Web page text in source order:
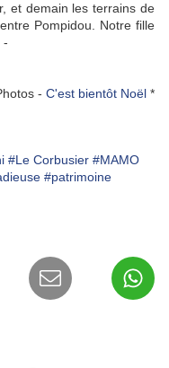
et demain les terrains de
Pompidou. Notre fille
-
- C'est bientôt Noël *
#Le Corbusier #MAMO
#patrimoine